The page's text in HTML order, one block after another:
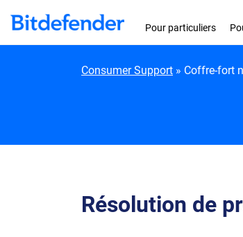
Skip to content
Pour particuliers
Consumer Support » Coffre-fort
Résolution de